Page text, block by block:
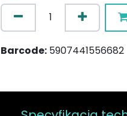
Barcode: 5907441556682